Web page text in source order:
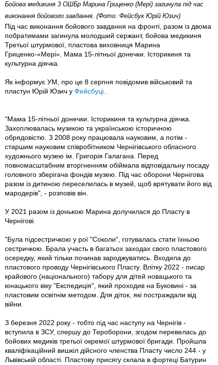
Бойова медикиня 3 ОШБр Марина Гриценко (Мері) загинула під час
виконання бойового завдання. (Фото: Фейсбук Юрій Юзич)
Під час виконання бойового завдання на фронті, разом із двома
побратимами загинула молодший сержант, бойова медикиня
Третьої штурмової, пластова виховниця Марина
Гриценко-«Мері». Мама 15-літньої донечки. Історикиня та
культурна діячка.
Як інформує УМ, про це 8 серпня повідомив військовий та
пластун Юрій Юзич у Фейсбуці..
"Мама 15-літньої донечки. Історикиня та культурна діячка.
Захоплювалась музикою та українською історичною
обрядовістю. З 2008 року працювала науковим, а потім -
старшим науковим співробітником Чернігівського обласного
художнього музею ім. Григорія Галагана. Перед
повномасштабним вторгненням обіймала відповідальну посаду
головного зберігача фондів музею. Під час оборони Чернігова
разом із дитиною переселилась в музей, щоб врятувати його від
мародерів", - розповів він.
У 2021 разом із донькою Марина долучилася до Пласту в
Чернігові.
"Була підсестричкою у рої "Соколи", готувалась стати їхньою
сестричкою. Брала участь в багатьох заходах свого пластового
осередку, який тільки починав зароджуватись. Входила до
пластового проводу Чернігівського Пласту. Влітку 2022 - писар
крайового (національного) табору для дітей новацького та
юнацького віку "Експедиція", який проходив на Буковині - за
пластовим освітнім методом. Для діток, які постраждали від
війни.
З березня 2022 року - тобто під час наступу на Чернігів -
вступила в ЗСУ, спершу до Тероборони, згодом перевелась до
бойових медиків третьої окремої штурмової бригади. Пройшла
кваліфікаційний вишкіл дійсного членства Пласту число 244 - у
Львівській області. Пластову присягу склала в фортеці Батурин